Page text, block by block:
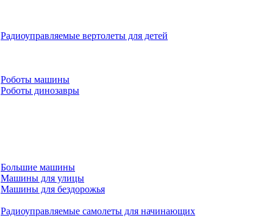
Радиоуправляемые вертолеты для детей
Роботы машины
Роботы динозавры
Большие машины
Машины для улицы
Машины для бездорожья
Радиоуправляемые самолеты для начинающих